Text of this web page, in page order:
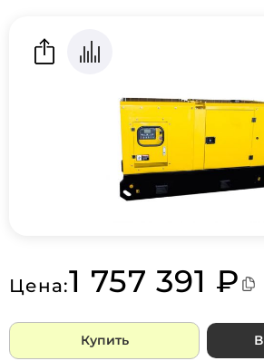
Цена:1 757 391 ₽
Купить